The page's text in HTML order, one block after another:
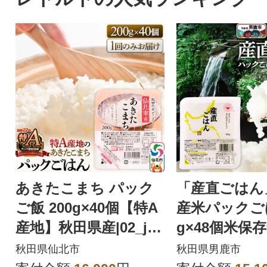
あきたこまち パック
ご飯 200g×40個【特A
産地】秋田県産|02_jpr
-010801
秋田県仙北市
「産直ごは
産米パック
g×48個米保
3_aks-014801
秋田県男鹿市